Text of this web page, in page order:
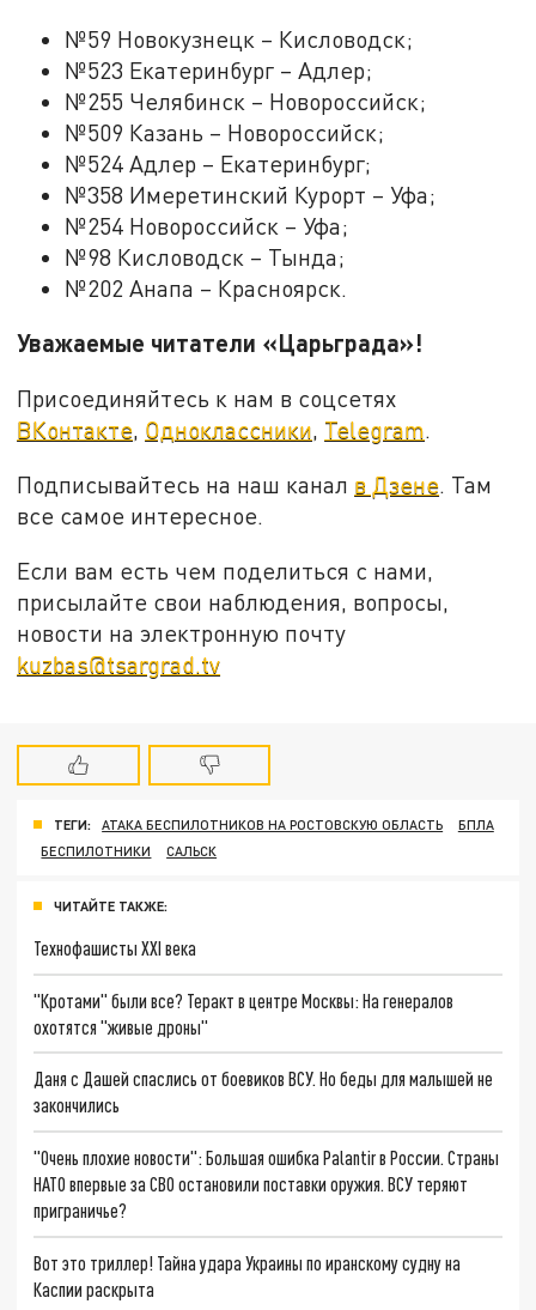
№59 Новокузнецк – Кисловодск;
№523 Екатеринбург – Адлер;
№255 Челябинск – Новороссийск;
№509 Казань – Новороссийск;
№524 Адлер – Екатеринбург;
№358 Имеретинский Курорт – Уфа;
№254 Новороссийск – Уфа;
№98 Кисловодск – Тында;
№202 Анапа – Красноярск.
Уважаемые читатели «Царьграда»!
Присоединяйтесь к нам в соцсетях
ВКонтакте, Одноклассники, Telegram.
Подписывайтесь на наш канал в Дзене. Там
все самое интересное.
Если вам есть чем поделиться с нами,
присылайте свои наблюдения, вопросы,
новости на электронную почту
kuzbas@tsargrad.tv
ТЕГИ: АТАКА БЕСПИЛОТНИКОВ НА РОСТОВСКУЮ ОБЛАСТЬ
БПЛА
БЕСПИЛОТНИКИ
САЛЬСК
ЧИТАЙТЕ ТАКЖЕ:
Технофашисты XXI века
"Кротами" были все? Теракт в центре Москвы: На генералов
охотятся "живые дроны"
Даня с Дашей спаслись от боевиков ВСУ. Но беды для малышей не
закончились
"Очень плохие новости": Большая ошибка Palantir в России. Страны
НАТО впервые за СВО остановили поставки оружия. ВСУ теряют
приграничье?
Вот это триллер! Тайна удара Украины по иранскому судну на
Каспии раскрыта